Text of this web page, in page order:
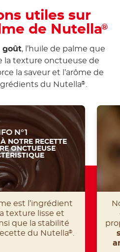
utiles sur
de Nutella®
goût, l’huile de palme que
la texture onctueuse de
la saveur et l’arôme de
du Nutella®
N°1
NOTRE RECETTE
ONCTUEUSE
est l’ingrédient
texture lisse et
que la stabilité
du Nutella®